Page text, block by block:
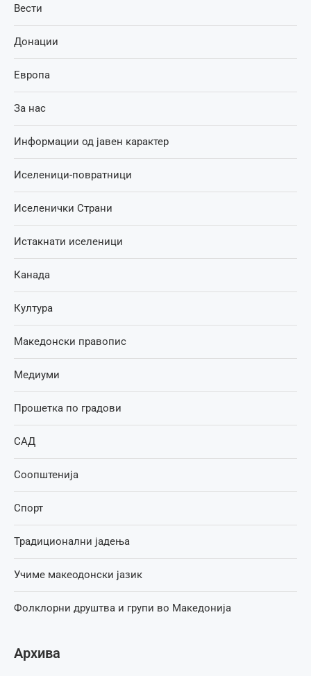
Вести
Донации
Европа
За нас
Информации од јавен карактер
Иселеници-повратници
Иселенички Страни
Истакнати иселеници
Канада
Култура
Македонски правопис
Медиуми
Прошетка по градови
САД
Соопштенија
Спорт
Традиционални јадења
Учиме макеодонски јазик
Фолклорни друштва и групи во Македонија
Архива